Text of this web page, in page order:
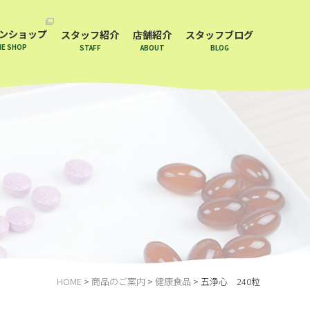
ショップ
SHOP
スタッフ紹介
STAFF
店舗紹介
ABOUT
スタッフブログ
BLOG
HOME > 商品のご案内 > 健康食品 > 五浄心 240粒